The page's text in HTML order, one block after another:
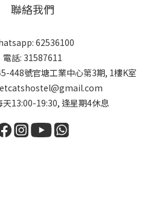
聯絡我們
62536100
電話: 31587611
448號官塘工業中心第3期, 1樓K室
天13:00-19:30, 逢星期4休息